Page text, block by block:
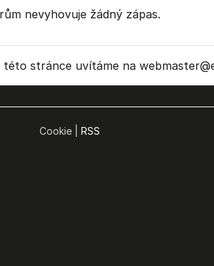
nevyhovuje žádný zápas.
této stránce uvítáme na webmaster
Cookie | RSS